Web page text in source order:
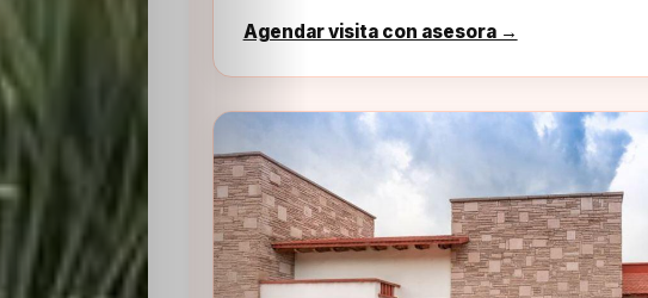
Agendar visita con asesora →